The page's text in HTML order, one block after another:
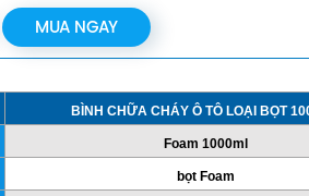
MUA NGAY
BÌNH CHỮA CHÁY Ô TÔ LOẠI BỌT
Foam 1000ml
bọt Foam